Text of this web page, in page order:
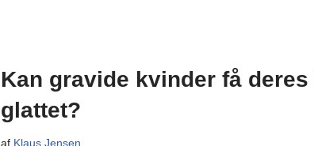
Kan gravide kvinder få
glattet?
af Klaus Jensen